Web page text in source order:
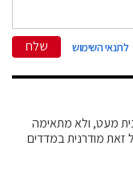
לתנאי השימוש שלח
מעט, ולא מתאימה
מודרנית במדדים